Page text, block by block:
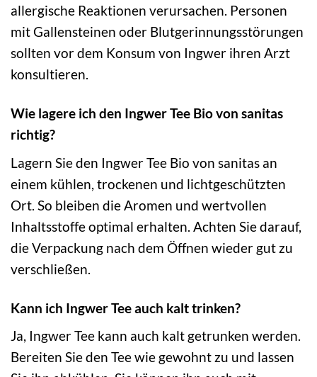
allergische Reaktionen verursachen. Personen
mit Gallensteinen oder Blutgerinnungsstörungen
sollten vor dem Konsum von Ingwer ihren Arzt
konsultieren.
Wie lagere ich den Ingwer Tee Bio von sanitas
richtig?
Lagern Sie den Ingwer Tee Bio von sanitas an
einem kühlen, trockenen und lichtgeschützten
Ort. So bleiben die Aromen und wertvollen
Inhaltsstoffe optimal erhalten. Achten Sie darauf,
die Verpackung nach dem Öffnen wieder gut zu
verschließen.
Kann ich Ingwer Tee auch kalt trinken?
Ja, Ingwer Tee kann auch kalt getrunken werden.
Bereiten Sie den Tee wie gewohnt zu und lassen